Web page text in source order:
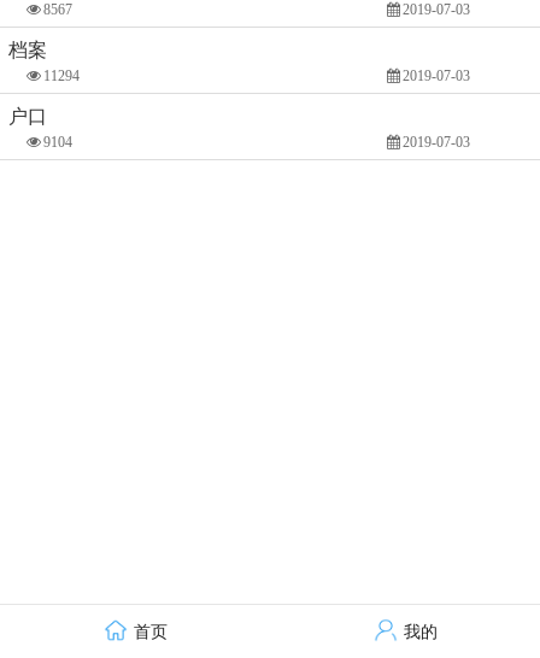
8567 2019-07-03
档案
11294 2019-07-03
户口
9104 2019-07-03
首页 我的